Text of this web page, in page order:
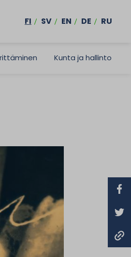
FI SV EN DE RU
Kunta ja hallinto